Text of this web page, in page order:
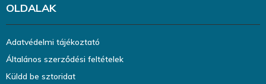
OLDALAK
Adatvédelmi tájékoztató
Általános szerződési feltételek
Küldd be sztoridat